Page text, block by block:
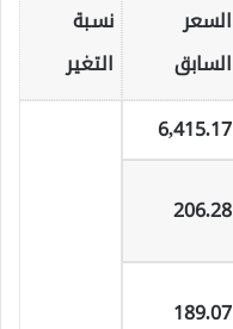
السعر
السابق
نسبة
التغير
6,415.17
206.28
189.07